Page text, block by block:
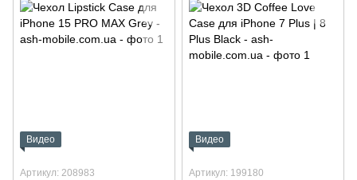
Видео
Артикул: 208983
Видео
Артикул: 199180